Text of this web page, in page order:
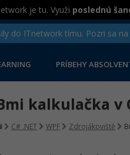
je tu. Využi poslednú
do ITnetwork tímu. Pozri sa
PRÍBEHY
kalkulačka v
C# .NET WPF Zdrojákoviště